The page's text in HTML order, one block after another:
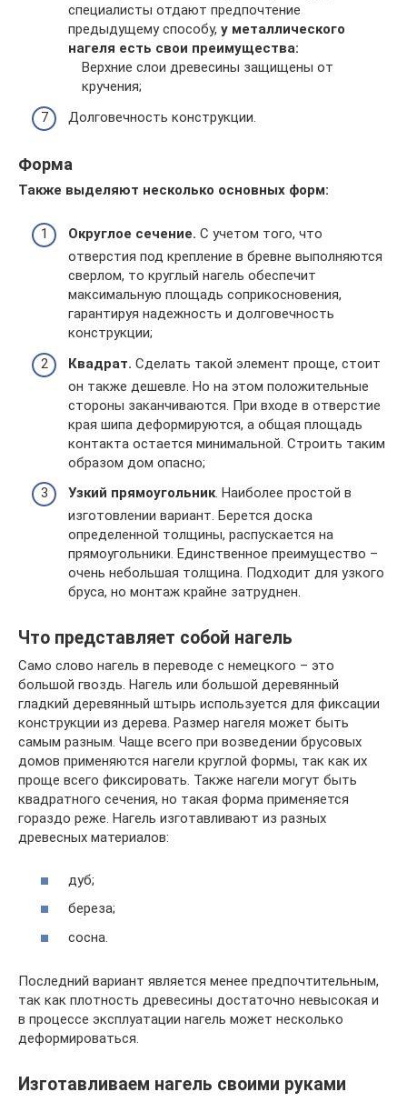
специалисты отдают предпочтение
предыдущему способу, у металлического
нагеля есть свои преимущества:
Верхние слои древесины защищены от
кручения;
Долговечность конструкции.
Форма
Также выделяют несколько основных форм:
Округлое сечение. С учетом того, что
отверстия под крепление в бревне выполняются
сверлом, то круглый нагель обеспечит
максимальную площадь соприкосновения,
гарантируя надежность и долговечность
конструкции;
Квадрат. Сделать такой элемент проще, стоит
он также дешевле. Но на этом положительные
стороны заканчиваются. При входе в отверстие
края шипа деформируются, а общая площадь
контакта остается минимальной. Строить таким
образом дом опасно;
Узкий прямоугольник. Наиболее простой в
изготовлении вариант. Берется доска
определенной толщины, распускается на
прямоугольники. Единственное преимущество –
очень небольшая толщина. Подходит для узкого
бруса, но монтаж крайне затруднен.
Что представляет собой нагель
Само слово нагель в переводе с немецкого – это
большой гвоздь. Нагель или большой деревянный
гладкий деревянный штырь используется для фиксации
конструкции из дерева. Размер нагеля может быть
самым разным. Чаще всего при возведении брусовых
домов применяются нагели круглой формы, так как их
проще всего фиксировать. Также нагели могут быть
квадратного сечения, но такая форма применяется
гораздо реже. Нагель изготавливают из разных
древесных материалов:
дуб;
береза;
сосна.
Последний вариант является менее предпочтительным,
так как плотность древесины достаточно невысокая и
в процессе эксплуатации нагель может несколько
деформироваться.
Изготавливаем нагель своими руками